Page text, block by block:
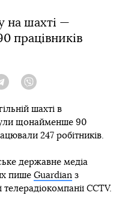
на шахті —
працівників
Telegram
шахті в
щонайменше 90
247 робітників.
державне медіа
пише Guardian з
CCTV.